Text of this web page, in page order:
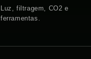
Luz, filtragem, CO2 e
ferramentas.